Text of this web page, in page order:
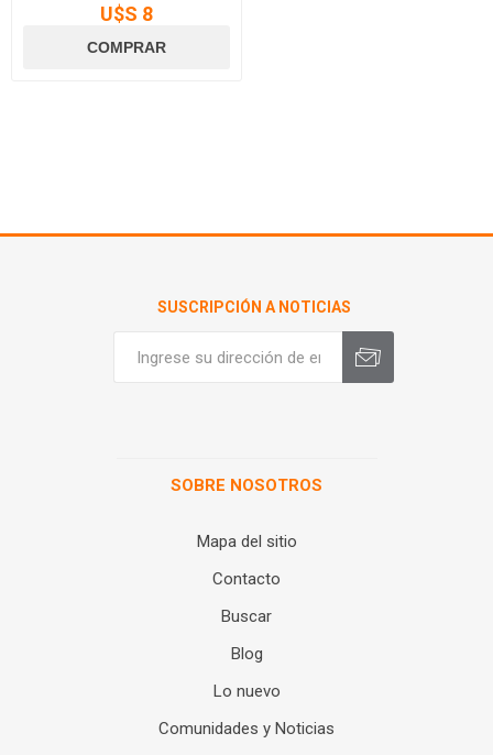
U$S 8
SUSCRIPCIÓN A NOTICIAS
SOBRE NOSOTROS
Mapa del sitio
Contacto
Buscar
Blog
Lo nuevo
Comunidades y Noticias